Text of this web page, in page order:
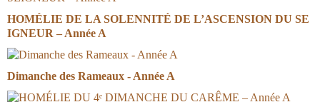
HOMÉLIE DE LA SOLENNITÉ DE L’ASCENSION DU SE
IGNEUR – Année A
Dimanche des Rameaux - Année A